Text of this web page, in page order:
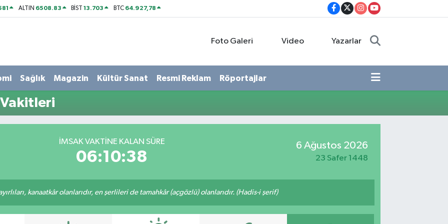
ALTIN 6508.83 BİST13.703 BTC 64.927,78
Foto Galeri Video Yazarlar
Sağlık Magazin Kültür Sanat Resmi Reklam Röportajlar
Vakitleri
İMSAK VAKTINE KALAN SÜRE
06:10:37
6 Ağustos 2026
23 Safer 1448
kanaatkâr olanlarıdır, en şerlileri de tamahkâr (açgözlü) olanlarıdır. (Hadis-i şerif)